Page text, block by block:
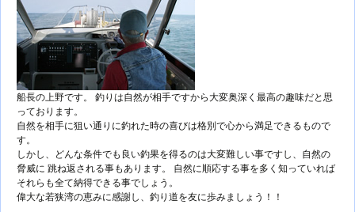
船長の上野です。 釣りは自然が相手ですから大変奥深く最高の趣味だと思
っております。
自然を相手に狙い通りに釣れた時の喜びは格別で心から満足できるもので
す。
しかし、どんな条件でも良い釣果を得るのは大変難しい事ですし、自然の
脅威に 跳ね返される事もあります。 自然に順応する事を多く知っていれば
それらも全て納得できる事でしょう。
偉大な若狭湾の恵みに感謝し、釣り道を友に歩みましょう！！